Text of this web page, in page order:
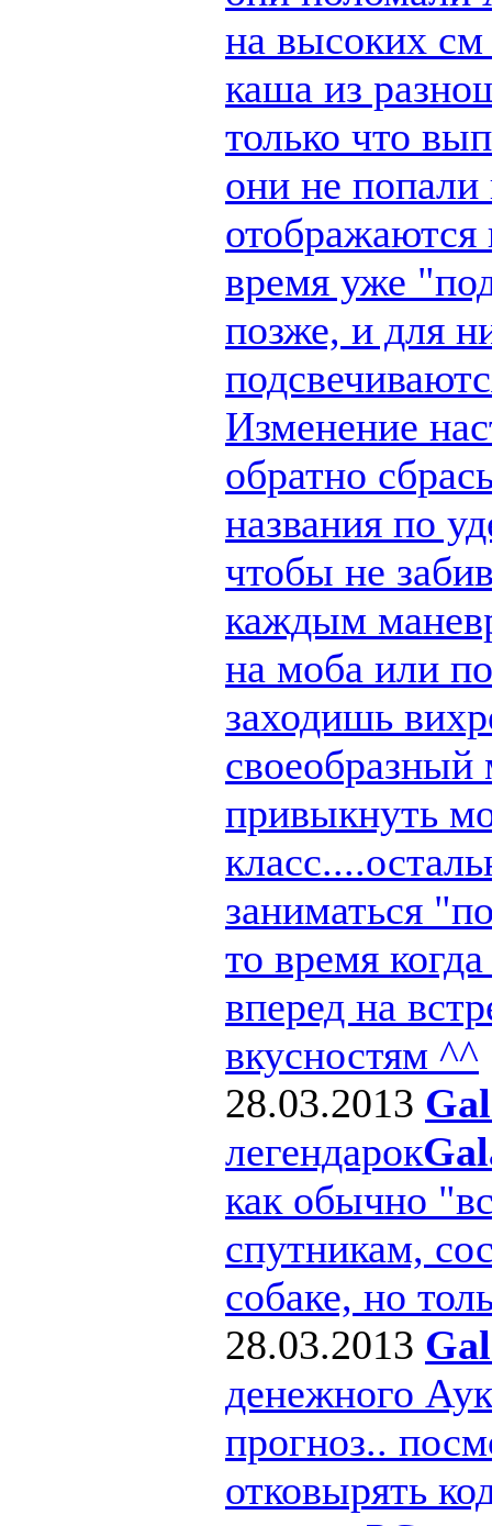
на высоких
каша из
только что
они не попали
время уже
позже, и для
Изменение
обратно
названия по
чтобы не
каждым
на моба или
заходишь
своеобразный
привыкнуть
заниматься
то время
вперед на
вкусностям ^^
28.03.2013
легендарок
как обычно
спутникам,
собаке, но
28.03.2013
денежного
прогноз..
отковырять